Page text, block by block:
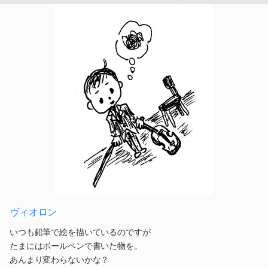
ヴィオロン
いつも鉛筆で絵を描いているのですが
たまにはボールペンで書いた物を。
あんまり変わらないかな？